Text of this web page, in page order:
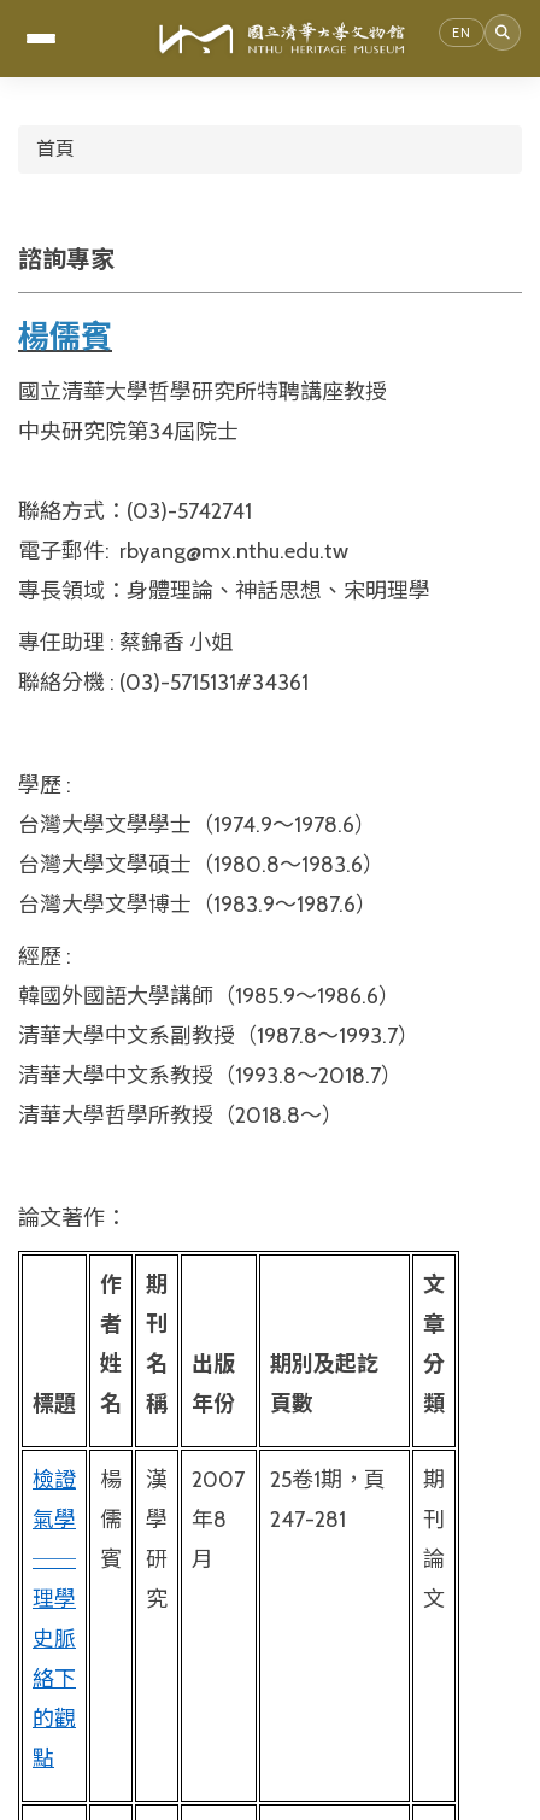
區
EN
首頁
諮詢專家
楊儒賓
國立清華大學哲學研究所特聘講座教授
中央研究院第34屆院士
聯絡方式：(03)-5742741
電子郵件: rbyang@mx.nthu.edu.tw
專長領域：身體理論、神話思想、宋明理學
專任助理 : 蔡錦香 小姐
聯絡分機 : (03)-5715131#34361
學歷 :
台灣大學文學學士（1974.9～1978.6）
台灣大學文學碩士（1980.8～1983.6）
台灣大學文學博士（1983.9～1987.6）
經歷 :
韓國外國語大學講師（1985.9～1986.6）
清華大學中文系副教授（1987.8～1993.7）
清華大學中文系教授（1993.8～2018.7）
清華大學哲學所教授（2018.8～）
論文著作：
標題
作
者
姓
名
期
刊
名
稱
出版
年份
期別及起訖
頁數
文
章
分
類
檢證
氣學
──
理學
史脈
絡下
的觀
點
楊
儒
賓
漢
學
研
究
2007
年8
月
25卷1期，頁
247-281
期
刊
論
文